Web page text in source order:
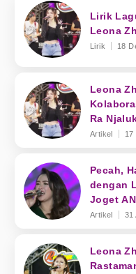
Lirik
Leona
Lirik 18
Leona
Ra
Artikel 17
Pecah,
dengan
Joget
Artikel 31
Leona